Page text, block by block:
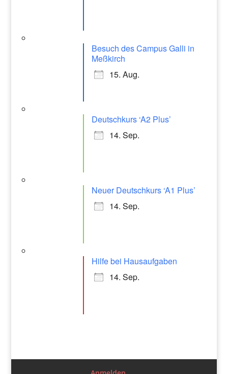
Besuch des Campus Galli in
Meßkirch
15. Aug.
Deutschkurs ‘A2 Plus’
14. Sep.
Neuer Deutschkurs ‘A1 Plus’
14. Sep.
Hilfe bei Hausaufgaben
14. Sep.